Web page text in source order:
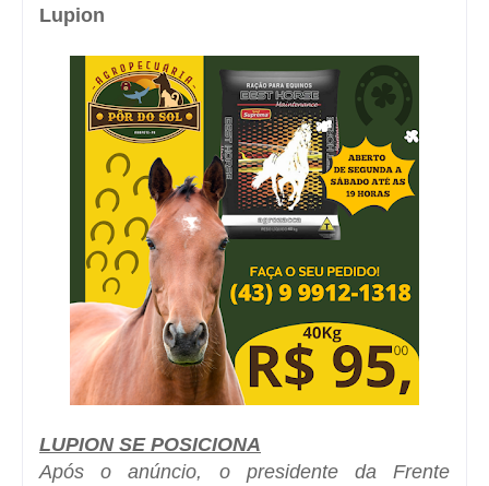
Lupion
LUPION SE POSICIONA
Após o anúncio, o presidente da Frente